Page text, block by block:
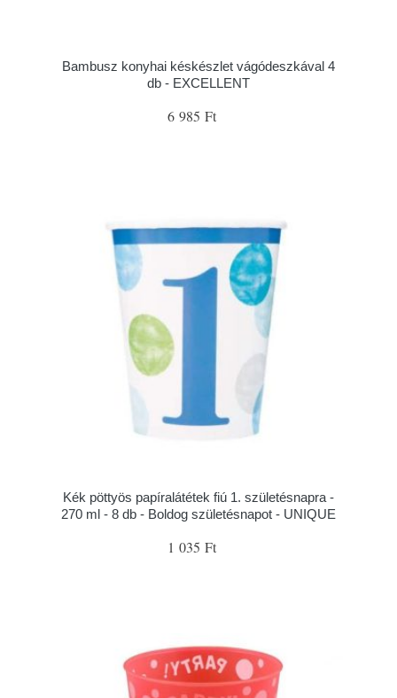
Bambusz konyhai késkészlet vágódeszkával 4
db - EXCELLENT
6 985 Ft
Kék pöttyös papíralátétek fiú 1. születésnapra -
270 ml - 8 db - Boldog születésnapot - UNIQUE
1 035 Ft